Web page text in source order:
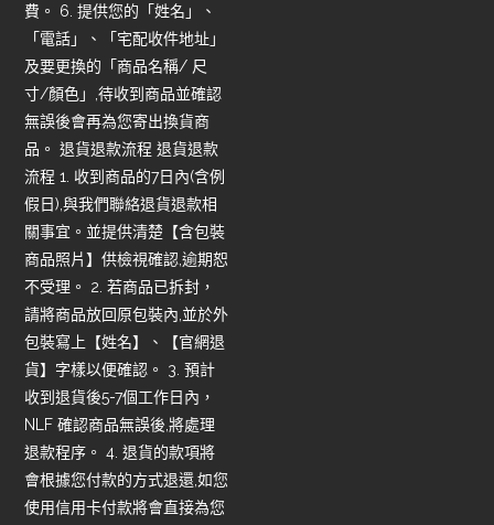
費。 6. 提供您的「姓名」、
「電話」、「宅配收件地址」
及要更換的「商品名稱/ 尺
寸/顏色」,待收到商品並確認
無誤後會再為您寄出換貨商
品。 退貨退款流程 退貨退款
流程 1. 收到商品的7日內(含例
假日),與我們聯絡退貨退款相
關事宜。並提供清楚【含包裝
商品照片】供檢視確認,逾期恕
不受理。 2. 若商品已拆封，
請將商品放回原包裝內,並於外
包裝寫上【姓名】、【官網退
貨】字樣以便確認。 3. 預計
收到退貨後5-7個工作日內，
NLF 確認商品無誤後,將處理
退款程序。 4. 退貨的款項將
會根據您付款的方式退還,如您
使用信用卡付款將會直接為您